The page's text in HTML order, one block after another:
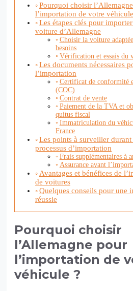
Pourquoi choisir
l’importation de votre
Les étapes clés pour
voiture d’Allemagne
Choisir la voiture
besoins
Vérification et essais du
Les documents nécessaires
l’importation
Certificat de conformité
(COC)
Contrat de vente
Paiement de la TVA et
quitus fiscal
Immatriculation du
France
Les points à surveiller durant
processus d’importation
Frais supplémentaires à
Assurance avant
Avantages et bénéfices de
de voitures
Quelques conseils pour une
réussie
Pourquoi choisir
l’Allemagne pour
l’importation de
véhicule ?